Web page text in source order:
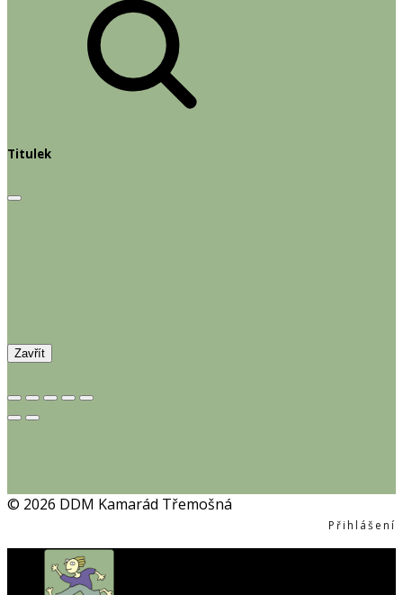
Titulek
Zavřít
© 2026 DDM Kamarád Třemošná
Přihlášení